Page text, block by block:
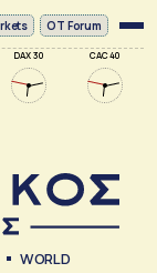
DAX 30 CAC 40
OT Forum
WORLD